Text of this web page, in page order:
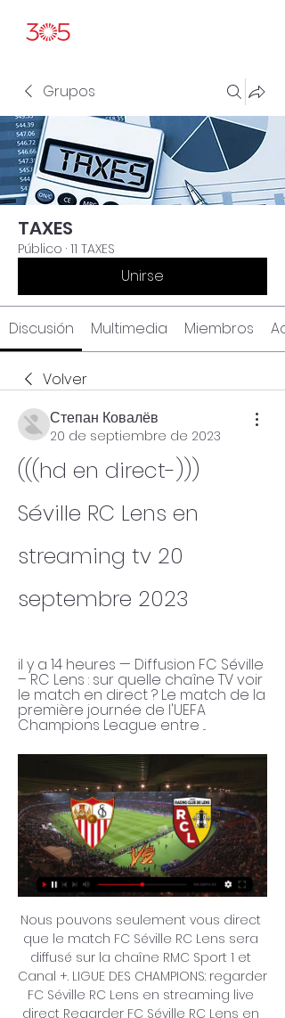
Grupos
TAXES
Público · 11 TAXES
Unirse
Discusión Multimedia Miembros
Volver
Степан Ковалёв
20 de septiembre de 2023
(((hd en direct-)))
Séville RC Lens en
streaming tv 20
septembre 2023
il y a 14 heures — Diffusion FC Séville
– RC Lens : sur quelle chaîne TV voir
le match en direct ? Le match de la
première journée de l'UEFA
Champions League entre ...
Nous pouvons seulement vous direct que le match FC Séville RC Lens sera diffusé sur la chaîne RMC Sport 1 et Canal +. LIGUE DES CHAMPIONS: regarder FC Séville RC Lens en streaming live direct Regarder FC Séville RC Lens en streaming Avec l’aide de notre site partenaire, vous allez pouvoir trouver tout ce qu’il faut savoir sur la rencontre FC Séville RC Lens avec les dernières infos du match, le score en direct et les statistiques détaillées de FC Séville RC Lens. 

Live Séville - Lens la 1re journée de Ligue des Champions il y a 21 heures — Sur quelle chaîne TV et à quelle heure voir le match entre Séville et Lens en France ? Où voir le match Séville Lens en streaming ? Match en ...

[DIRECT===] Séville RC Lens en direct regarder gratuit 20 se il y a 1 heure — il y a 7 heures — FC Seville / RC Lens (TV/Streaming) Sur quelles chaines et à quelle heure regarder le match de Champions League ?

Séville FC - RC Lens : Sur quelle chaîne TV voir le match, à il y a 4 jours — Le Séville FC reçoit le RC Lens pour la première journée de Ligue des Champions, Les deux équipes sont relégables dans leur championnat.

et oui sishuba est pélligrosso! mais le fait de le mettre titulaire en youth, permettra qu'il s'aguérrisse, plutot que de cirer le banc de la une... c'est pas un mauvais choix. car pour haise, il ne compte pas bcp sur lui pour le moment echnard 06 Les jeunes ont montré le chemin aux LENSOIS d'en faire autant, je suis confiant! franckyky23 bon moi je crois a la victoire ce soir, la relance de notre équipe peut démarrer en ldc -nlx- Fini, premières victoires pour les joueurs de Yohan Demont 0-1, j'ai pas vue la 1ere mi-temps mais la seconde c'était pas ouf bien que très solide défensivement chmtrls bon en tout cas c'est gagné pour la Youth League, les jeunes montrent la voie! loran95sar apparemment certains supporters lensois seraient tombés en meme temps avec les joueurs à l'aéroport, et ils auraient dit aux fans qu'ils étaient conscients du mauvais debut de championnat qu'ils font mais que pour eux, il n'y avait pas de soucis, ça va venir Il a l'air de faire chaud aussi, un lensois est sorti a cause des crampes Poto pour Séville, qui malgré leurs infériorité, tiennent bien mieux le ballon que les lensois... 

[FOOTBALL<<<] regarder Séville Lens en streaming tv il y a 1 heure — Séville RC Lens en direct regarder 20.09.2023 Où regarder FC Séville - RC Lens aujourd'hui en live streaming ou à la TV.

Ce match compte pour un 1ère journée de Ligue des Champions. Il se jouera le Mercredi 20 Septembre 2023 à partir de 21h00 sur la chaîne RMC Sport 1 et Canal +. En savoir plus sur FC Séville RC Lens en vidéo Réservez votre soirée du Mercredi 20 Septembre 2023! L’affrontement tant attendu entre le FC Séville et le RC Lens illuminera les écrans sur RMC Sport 1 et Canal +. Fortes de leur expertise en matière de couverture footballistique, ces chaînes promettent une immersion totale avec une qualité d’image et d’analyse sans précédent. 

FC Séville / Lens - Streaming, replay A découvrir les plus belles affiches de la prestigieuse Ligue des Champions, compétition européenne de football organisée par l'UEFA. C'est la compétition de ...

Deux camps, deux approches, mais un désir partagé: la gloire. Connectez-vous en direct sur notre site pour plonger au cœur de ce duel européen palpitant. 1ère journée de Ligue des Champions de football: tout ce qu’il faut savoir sur la rencontre FC Séville RC Lens Retrouvez ici toutes les informations concernant le 1ère journée de Ligue des Champions pouvoir suivre et regarder FC Séville RC Lens en streaming live direct. 

Live Séville - Lens (1-0) la 1re journée de Ligue des Champions UEFA 2023/2024 20/091re journée de Ligue des Champions UEFA - mercredi 20 septembre 2023 Bienvenue sur le live de FootMercato pour suivre ce match de football en direct entre Séville et Lens (Ligue des Champions UEFA, 1re journée) Suivez en live sur Foot Mercato, le match de 1re journée de Ligue des Champions UEFA entre Séville et Lens. Ce match aura lieu le mercredi 20 septembre 2023 à 21:00. Retrouvez les stats, les compositions, les buts et les buteurs pour suivre le score en direct. 

60 A ceux qui nous ont quittés et qui ont permis au RCL de jouer le LDC, j'espère que Lens vous fera honneur, vous l'avez bien mérité, je pense à Fofana et Openda bien-sûr arkan l'année derniere, ils se sont battus pour ça. aujourd'hui on y est! pas de doute la dessus dark. Seul le résultat est impossible a prédire! L'équipe va se transcender on. va faire un gros match Bouillant nos supporters à Séville quelle ambiance!!! montelens, tu plombes la soirée là, stop please, c'est pas le moment Big ça représente combien de monde devant l'écran géant chez vous à Lens? Fulgini dans l'équipe, encore une défaite je suis blasé de voir ce mec médiocre a 20h je pense com dab' Vous avez la compo de l'équipe? une victoire prémonitoire? Et pourquoi pas! Juste pour signer la fin de nos malheurs, ah ouais, je signe tout de suite En tous cas bravo aux jeunes pour cette victoire à Séville Oui bien dommage de pas voir sishuba dans l'équipe 1ère mais sur 20, 30 min @-nlx-: zut, je reviens trop tard, bien joué pour avoir déniché le streaming... 

FC Séville - RC Lens: Live streaming & TV aujourd'hui Où regarder FC Séville - RC Lens aujourd'hui en live streaming ou à la TV : sur Prime Video, etc. ? Découvrez les options de live streaming et TV sur ...

(LA TÉLÉ) Séville FC RC Lens en direct 20 septembre 2023 il il y a 19 heures — (LA TÉLÉ) Séville FC RC Lens en direct 20 septembre 2023 il y a 4 heures — Apprenez comment regarder Séville x Lens Football diffusé en ...

((télévision sportive<)) regarder Séville Lens en streaming il y a 1 heure — Séville FC - Lens en direct mercredi 20 septembre 2023, 21h00 Ligue des champions 2023-2024, Groupe B, 1re journée FC Seville / RC Lens (TV/ ...

[LIVE MATCH] regarder FC Séville RC Lens en streaming le Rendez-vous le 20/09 à 21h pour le duel FC Séville contre RC Lens, diffusé en direct sur RMC Sport 1 & Canal+. Streaming légal sur notre site.

FC Seville / RC Lens (TV/Streaming) Sur quelles chaines et à quelle heure regarder le match de Champions League? - SPORT-TVAprès plus de 20 ans d’absence, le RC Lens va débuter la Ligue des Champions ce mercredi 20 septembre, au Stade Ramón Sánchez Pizjuán, sur la pelouse du Séville FC. Un défi de taille pour les sang et or qui n ‘ont toujours pas remporté le moindre succès en Ligue 1 sur le nouvel exercice et qui affrontent les espagnols qui ont remporté l’année dernière une septième Coupe UEFA/Europa League. 

seul une frappe lointain de shishuba sinon rien a retenir sur cette deuxième mi-temps... oui bcp de fautes j'ai l'impression Sylla le capitaine des jeunes lensois c'est fait salement découper, j'ai cru a une cheville cassé, mais sa va mieux.. Encore des bon point pour shishuba 2 carton jaune en 5 min pour un sévillan! Les commentateurs espagnol on répété a plusieurs reprise que shishuba esta mucho pelligrosso en la primera periode J'ai vue que les dernières minutes de la 1ere mi-temps, ça défend très bien, Séville pousse normal yes, malheureusement pour moi je suis pas certain de voir le match oui je voulais voir sishuba.. 

Lens : Sur quelle chaîne ou streaming et à quelle heure il y a 1 jour — Le RC Lens se déplace sur la pelouse du FC Séville, ce mercredi à 21h, pour le compte de la 1ère journée de la phase de groupes de Ligue des ...

#1 - [DIRECT/GRATUIT] Séville-Lens En Direct Streaming il y a 9 heures — FC Seville / RC Lens (TV/Streaming) Sur quelles chaines et à quelle FC Séville – RC Lens en direct à la TV. Après plus de 20 ans d ...

En difficulté en Liga cette saison, Seville a enregistré le retour de Sergio Ramos et s’est imposé à domicile face au promu Las Palmas le week-end dernier (1-0). Sur quelles chaînes et à quelle heure suivre cette rencontre de Champions League? Sur quelles chaînes TV suivre la rencontre FC Seville / RC Lens? 📺 Cette rencontre de Champions League 2023/20224 entre le FC Seville et le RC Lens est à suivre en direct à 21h00 sur Canal Plus et Canal Plus Foot. 📺 Prise d’antenne dès 19h50 avec le magazine du « Canal Champions Club » présenté par Hervé Mathoux avec Laure Boulleau, Gauthier Kuntzman, Samir Nasri et David Ginola 🎙️ Aux commentaires de la rencontre vous retrouverez David Berger, Sidney Gouvou et Laurent Paganelli en bord terrain S'ABONNER À CANAL+ 📺 Le match est également à suivre en direct à 21h00 sur RMC Sport 1. 

mais j'ai suivi vos échanges...! sympa d'ailleurs vos analyses... tout a été dit... bravo les gars!! c'est plus des frissons, c'est une fièvre furibonde!! Qu'esy ce qu'il attend pour la compo? @hugo09: alors ça été les vacances? vamosrafa62 Hâte que le match commence et entendre l’hymne de la ligue des champions! On va avoir des frissons! plutot le kong couillon'con....!! @darkk: laisses tomber les salamalecs!! on est là!! @hugo09: ah le retour du king davdav Première titularisation de Mendy le baptême du feu pour lui steph6238 BJRS A TOUS ALLER LENS UN PT LIEN SVP hey, hey!!! retour au bercail!! juste à temps pour le match de gala!! vamos sangre y oros!! le peuple lensois est derrière toi!! Quelle ambiance de malade on est vraiment une équipe à part profitons à fond de tous ses matchs c'est magnifique la ligue des champions 😋 montelens Il c'est trompé de sport avec ces 3 point et ces coups de pieds arrêter à personnes Johnny 62 mdr, si tu veux mes lunettes lolo27 Copenhague qui mène à Galatassaray On ne voit que le classement quand on met journée 6 Non ça fonctionne pas Kezako clic sur journée 1 et choisir la bonne il suffit de changer la journée sur la droite je crois Pronostar sur journée 1, c'est normal? On y est les gars profitez peut importe le résultat, nos joueurs, le coach, le staff ont bosser pour laisser une très belle image du racing en Europe on est là!!! BigJac Hello pat., si l'écran fait le plein ce soir, il peut y avoir pas loin de 10000 personnes Hello! A fond derrière notre équipe, a